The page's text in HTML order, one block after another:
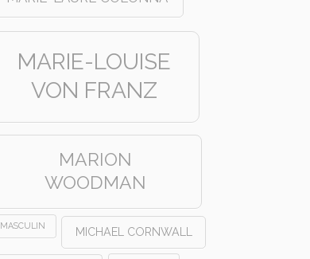
MARIE-LOUISE
VON FRANZ
MARION
WOODMAN
MASCULIN MICHAEL CORNWALL